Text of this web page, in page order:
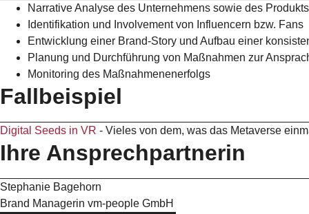
Narrative Analyse des Unternehmens sowie des
Identifikation und Involvement von Influencern bzw. Fans
Entwicklung einer Brand-Story und Aufbau einer
Planung und Durchführung von Maßnahmen zur
Monitoring des Maßnahmenenerfolgs
Fallbeispiel
Digital Seeds in VR - Vieles von dem, was das Metaverse
Ihre Ansprechpartnerin
Stephanie Bagehorn
Brand Managerin vm-people GmbH